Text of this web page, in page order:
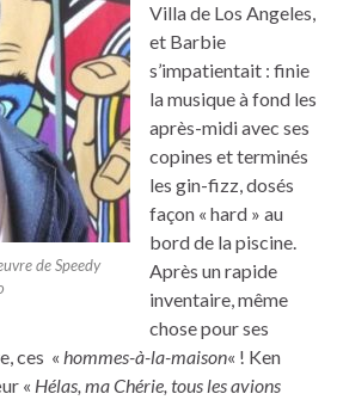
de Speedy
Villa de Los Angeles,
et Barbie
s’impatientait : finie
la musique à fond les
après-midi avec ses
copines et terminés
les gin-fizz, dosés
façon « hard » au
bord de la piscine.
Après un rapide
inventaire, même
chose pour ses
ces « hommes-à-la-maison« ! Ken
« Hélas, ma Chérie, tous les avions